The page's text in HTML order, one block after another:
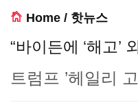
Home / 핫뉴스
“바이든에 ‘해고’
트럼프 ’헤일리